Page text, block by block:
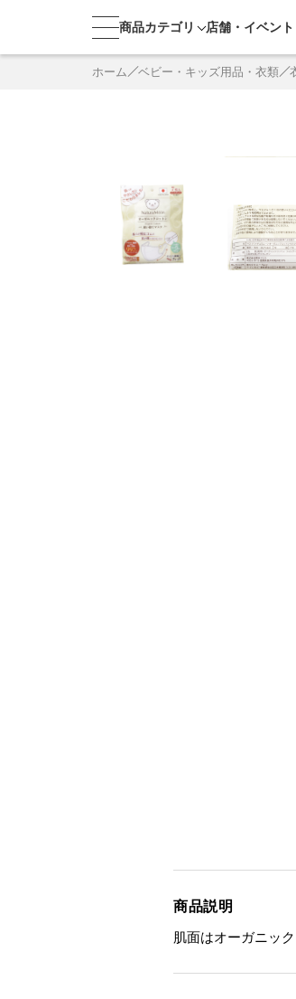
商品カテゴリ 店舗・ イベント
ホーム ベビー・キッズ用品・衣類
商品説明
肌面はオーガニッ